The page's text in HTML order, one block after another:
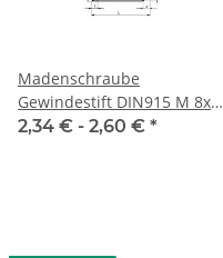
Madenschraube
Gewindestift DIN915 M 8x10
Zapfen 10x
2,34 € - 2,60 € *